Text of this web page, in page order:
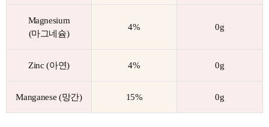
Magnesium
(마그네슘)
4% 0g
Zinc (아연) 4% 0g
Manganese (망간) 15% 0g